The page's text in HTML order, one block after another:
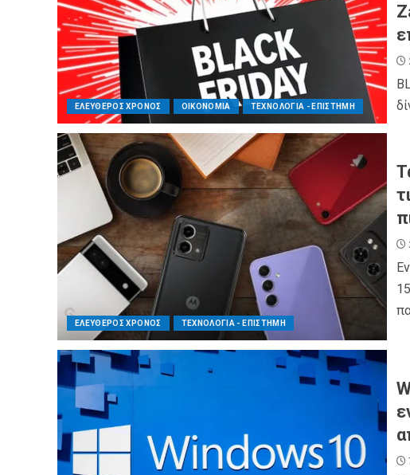
ΕΛΕΥΘΕΡΟΣ ΧΡΟΝΟΣ ΟΙΚΟΝΟΜΙΑ ΤΕΧΝΟΛΟΓΙΑ - ΕΠΙΣΤΗΜΗ
ΕΛΕΥΘΕΡΟΣ ΧΡΟΝΟΣ ΤΕΧΝΟΛΟΓΙΑ - ΕΠΙΣΤΗΜΗ